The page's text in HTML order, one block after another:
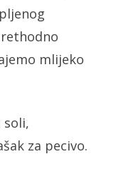
mlijeko
soli,
za pecivo.